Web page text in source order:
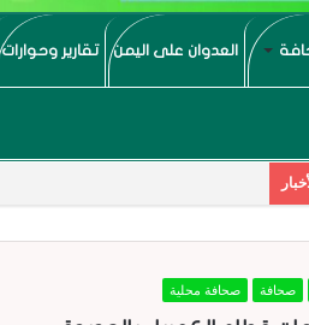
العدوان على اليمن تقارير وحوارات
صحافة صحافة محلية